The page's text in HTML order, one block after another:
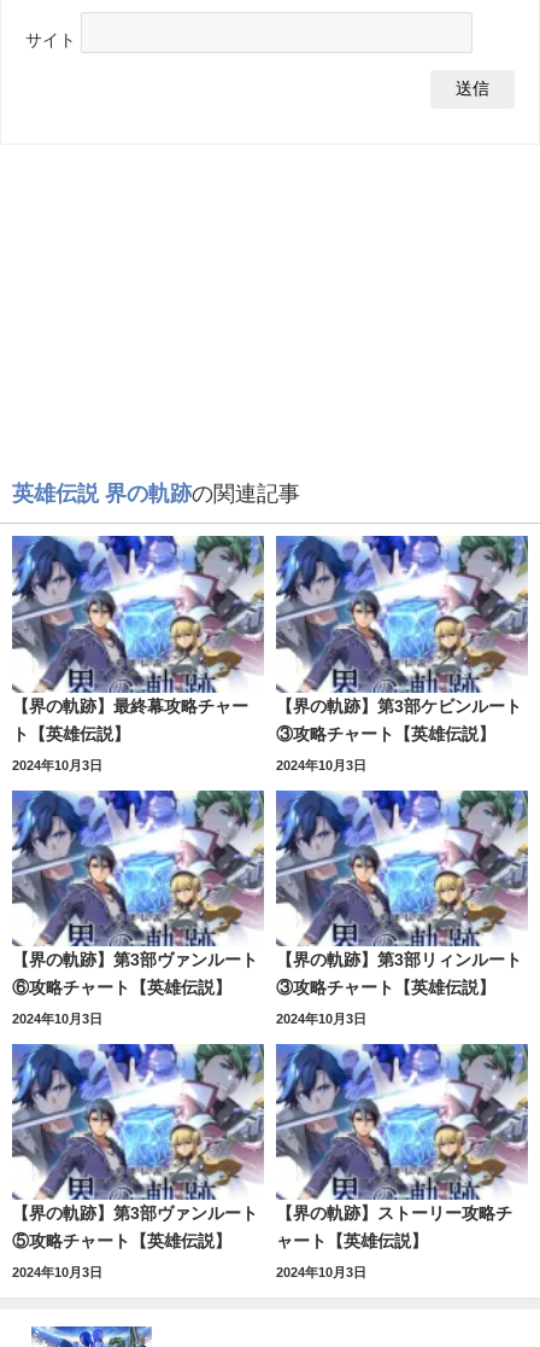
サイト
英雄伝説 界の軌跡の関連記事
【界の軌跡】最終幕攻略チャー
ト【英雄伝説】
2024年10月3日
【界の軌跡】第3部ケビンルート
③攻略チャート【英雄伝説】
2024年10月3日
【界の軌跡】第3部ヴァンルート
⑥攻略チャート【英雄伝説】
2024年10月3日
【界の軌跡】第3部リィンルート
③攻略チャート【英雄伝説】
2024年10月3日
【界の軌跡】第3部ヴァンルート
⑤攻略チャート【英雄伝説】
2024年10月3日
【界の軌跡】ストーリー攻略チ
ャート【英雄伝説】
2024年10月3日